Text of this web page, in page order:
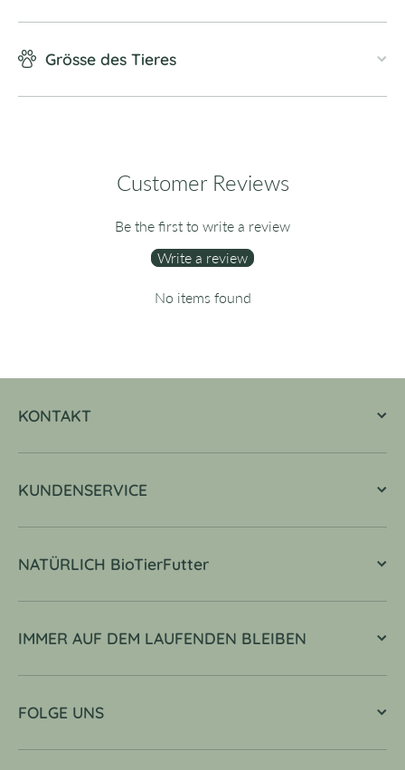
Grösse des Tieres
Customer Reviews
Be the first to write a review
Write a review
No items found
KONTAKT
KUNDENSERVICE
NATÜRLICH BioTierFutter
IMMER AUF DEM LAUFENDEN BLEIBEN
FOLGE UNS